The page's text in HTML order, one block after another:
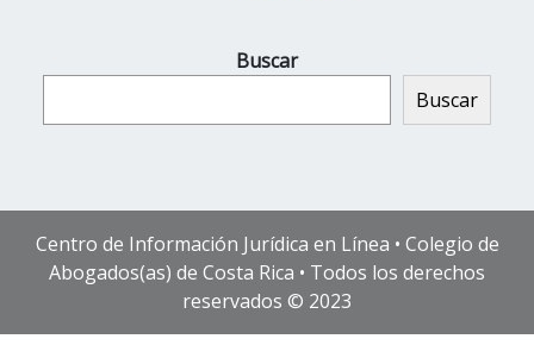
Buscar
Buscar
Centro de Información Jurídica en Línea • Colegio de
Abogados(as) de Costa Rica • Todos los derechos
reservados © 2023